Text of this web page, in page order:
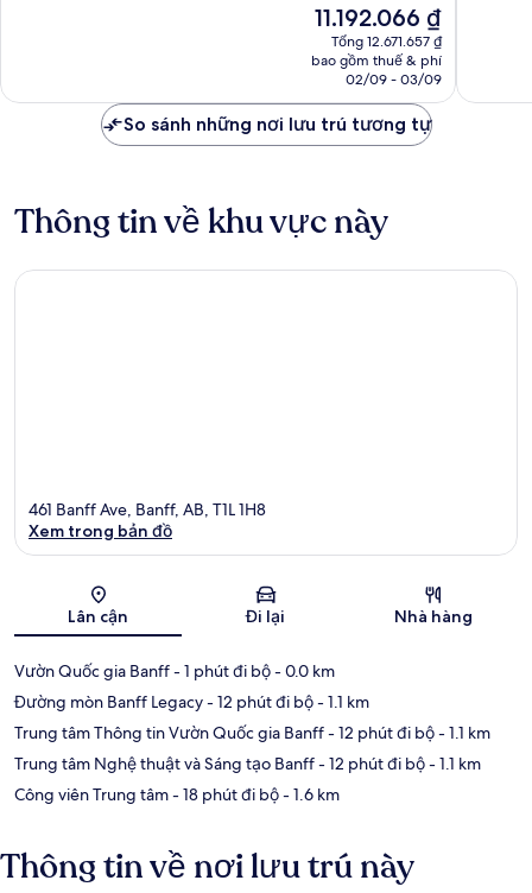
xét
Giá
hiện
tại
11.192.066 ₫
11.192.066 ₫
Tổng 12.671.657 ₫
bao gồm thuế & phí
02/09 - 03/09
xét
So sánh những nơi lưu trú tương tự
Thông tin về khu vực này
Bản đồ
461 Banff Ave, Banff, AB, T1L 1H8
Xem trong bản đồ
Lân cận Đi lại Nhà hàng
Vườn Quốc gia Banff- 1 phút đi bộ- 0.0 km
Đường mòn Banff Legacy- 12 phút đi bộ- 1.1 km
Trung tâm Thông tin Vườn Quốc gia Banff- 12 phút đi bộ- 1.1 km
Trung tâm Nghệ thuật và Sáng tạo Banff- 12 phút đi bộ- 1.1 km
Công viên Trung tâm- 18 phút đi bộ- 1.6 km
Thông tin về nơi lưu trú này